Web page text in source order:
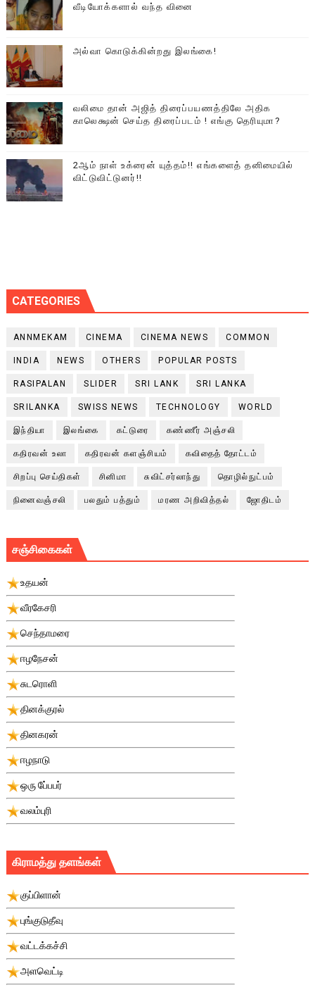
வீடியோக்களால் வந்த வினை
அல்வா கொடுக்கின்றது இலங்கை!
வலிமை தான் அஜித் திரைப்பயணத்திலே அதிக
காலெக்ஷன் செய்த திரைப்படம் ! எங்கு தெரியுமா?
2ஆம் நாள் உக்ரைன் யுத்தம்!! எங்களைத் தனிமையில்
விட்டுவிட்டுனர்!!
CATEGORIES
ANNMEKAM CINEMA CINEMA NEWS COMMON
INDIA NEWS OTHERS POPULAR POSTS
RASIPALAN SLIDER SRI LANK SRI LANKA
SRILANKA SWISS NEWS TECHNOLOGY WORLD
இந்தியா இலங்கை கட்டுரை கண்ணீர் அஞ்சலி
கதிரவன் உலா கதிரவன் களஞ்சியம் கவிதைத் தோட்டம்
சிறப்பு செய்திகள் சினிமா சுவிட்சர்லாந்து தொழில்நுட்பம்
நினைவஞ்சலி பலதும் பத்தும் மரண அறிவித்தல் ஜோதிடம்
சஞ்சிகைகள்
உதயன்
வீரகேசரி
செந்தாமரை
ஈழநேசன்
சுடரொளி
தினக்குரல்
தினகரன்
ஈழநாடு
ஒரு பே்பபர்
வலம்புரி
கிராமத்து தளங்கள்
குப்பிளான்
புங்குடுதீவு
வட்டக்கச்சி
அளவெட்டி